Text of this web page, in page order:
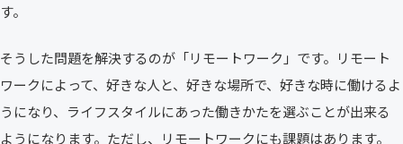
す。
そうした問題を解決するのが「リモートワーク」です。リモート
ワークによって、好きな人と、好きな場所で、好きな時に働けるよ
うになり、ライフスタイルにあった働きかたを選ぶことが出来る
ようになります。ただし、リモートワークにも課題はあります。